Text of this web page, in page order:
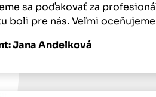
sa poďakovať za
boli pre nás. Veľmi
Jana Andelková